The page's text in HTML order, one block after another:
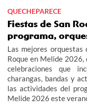
QUECHEPARECE
Fiestas de San
programa,
Las mejores
Roque en Melide
celebraciones que
charangas, bandas y
las actividades del
Melide 2026 este